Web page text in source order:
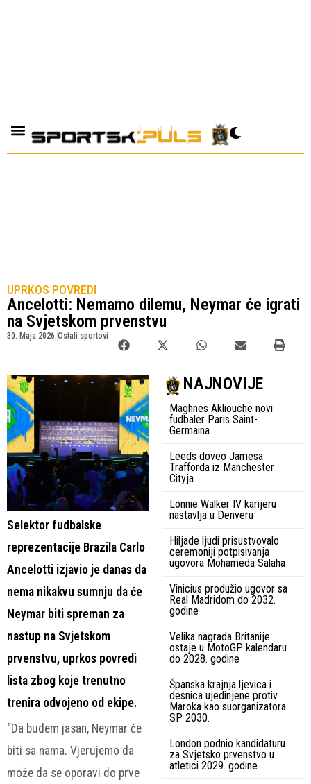
UPRKOS POVREDI
Ancelotti: Nemamo dilemu, Neymar će igrati
na Svjetskom prvenstvu
30. Maja 2026.Ostali sportovi
Selektor fudbalske
reprezentacije Brazila Carlo
Ancelotti izjavio je danas da
nema nikakvu sumnju da će
Neymar biti spreman za
nastup na Svjetskom
prvenstvu, uprkos povredi
lista zbog koje trenutno
trenira odvojeno od ekipe.
“Da budem jasan, Neymar će
biti sa nama. Vjerujemo da
može da se oporavi do prve
NAJNOVIJE
Maghnes Akliouche novi
fudbaler Paris Saint-
Germaina
Leeds doveo Jamesa
Trafforda iz Manchester
Cityja
Lonnie Walker IV karijeru
nastavlja u Denveru
Hiljade ljudi prisustvovalo
ceremoniji potpisivanja
ugovora Mohameda Salaha
Vinicius produžio ugovor sa
Real Madridom do 2032.
godine
Velika nagrada Britanije
ostaje u MotoGP kalendaru
do 2028. godine
Španska krajnja ljevica i
desnica ujedinjene protiv
Maroka kao suorganizatora
SP 2030.
London podnio kandidaturu
za Svjetsko prvenstvo u
atletici 2029. godine